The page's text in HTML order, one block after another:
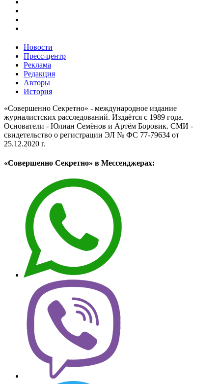
Новости
Пресс-центр
Реклама
Редакция
Авторы
История
«Совершенно Секретно» - международное издание
журналистских расследований. Издаётся с 1989 года.
Основатели - Юлиан Семёнов и Артём Боровик. CМИ -
свидетельство о регистрации ЭЛ № ФС 77-79634 от
25.12.2020 г.
«Совершенно Секретно» в Мессенджерах: